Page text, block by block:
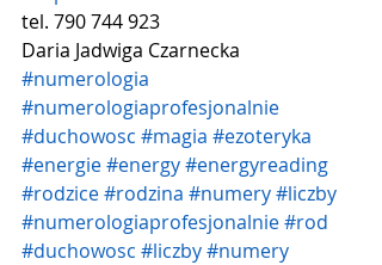
tel. 790 744 923
Daria Jadwiga Czarnecka
#numerologia
#numerologiaprofesjonalnie
#duchowosc #magia #ezoteryka
#energie#energy#energyreading
#rodzice#rodzina #numery#liczby
#numerologiaprofesjonalnie#rod
#duchowosc #liczby#numery